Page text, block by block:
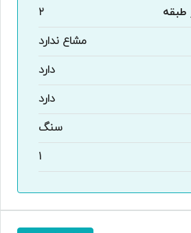
طبقه
۲
مشاع ندارد
دارد
دارد
سنگ
۱